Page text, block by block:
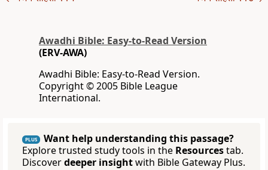
Awadhi Bible: Easy-to-Read Version
(ERV-AWA)
Awadhi Bible: Easy-to-Read Version.
Copyright © 2005 Bible League
International.
PLUS
Want help understanding this passage?
Explore trusted study tools in the Resourcestab.
Discoverdeeper insightwith Bible Gateway Plus.